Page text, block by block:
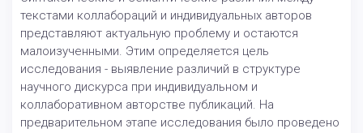
текстами коллабораций и индивидуальных авторов
представляют актуальную проблему и остаются
малоизученными. Этим определяется цель
исследования - выявление различий в структуре
научного дискурса при индивидуальном и
коллаборативном авторстве публикаций. На
предварительном этапе исследования было проведено